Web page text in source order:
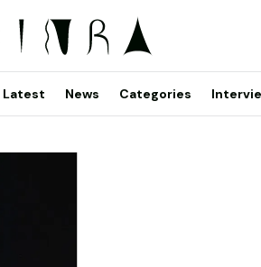
Latest News Categories